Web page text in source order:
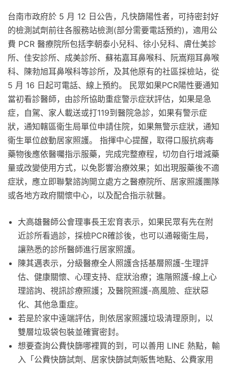
台南市政府於 5 月 12 日公告，凡快篩陽性者，可持密封好
的檢測試劑前往各服務站檢測(部分需要電話預約)，適用公
費 PCR 醫療院所包括李朝泰小兒科、徐小兒科、膚仕美診
所、佳安診所、成美診所、蘇祐嘉耳鼻喉科、阮嵩翔耳鼻喉
科、陳勃旭耳鼻喉科等診所，及其他原有的社區採檢站，從
5 月 16 日起可電話、線上預約。 民眾如果PCR陽性要通知
當初看診醫師，由診所協助重症警示症狀評估，如果是急
症，自駕、家人載送或打119到醫院急診，如果有警示症
狀，通知轄區衛生局單位申請住院，如果無警示症狀，通知
衛生單位啟動居家照護。 指揮中心提醒，取得口服抗病毒
藥物後應依醫囑指示服藥，完成完整療程，切勿自行增減藥
量或改變使用方式，以免影響治療效果；如出現服藥後不適
症狀，應立即聯繫諮詢開立處方之醫療院所、居家照護團隊
或各地方政府關懷中心，以及配合指示就醫。
大高雄醫師公會理事長王宏育表示，如果民眾有先在附
近診所看過診，採檢PCR確診後，也可以通報衛生局，
讓熟悉的診所醫師進行居家照護。
陳其邁表示，分級醫療全人照護含括基層照護-生理評
估、健康關懷、心理支持、症狀治療；進階照護-線上心
理諮詢、視訊診療照護；及醫院照護-高風險、症狀惡
化、其他急重症。
若是於家中遠端評估，則依居家照護垃圾清理原則，以
雙層垃圾袋包裝並確實密封。
想要查詢公費快篩哪裡買的到，可以善用 LINE 熱點，輸
入「公費快篩試劑、居家快篩試劑販售地點、公費家用